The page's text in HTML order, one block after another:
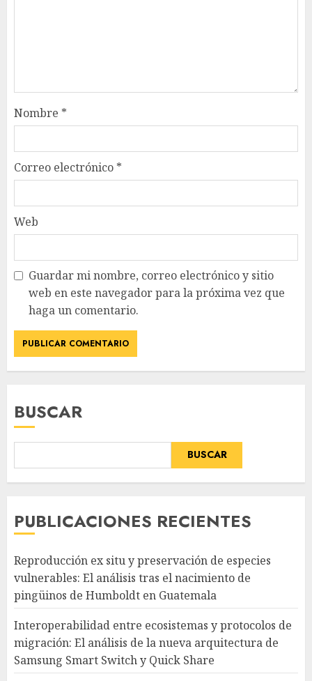
Nombre *
Correo electrónico *
Web
Guardar mi nombre, correo electrónico y sitio
web en este navegador para la próxima vez que
haga un comentario.
BUSCAR
BUSCAR
PUBLICACIONES RECIENTES
Reproducción ex situ y preservación de especies
vulnerables: El análisis tras el nacimiento de
pingüinos de Humboldt en Guatemala
Interoperabilidad entre ecosistemas y protocolos de
migración: El análisis de la nueva arquitectura de
Samsung Smart Switch y Quick Share